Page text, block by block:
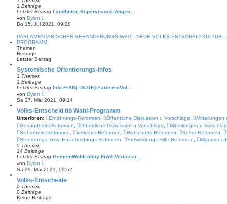
B
i
r
1 Beiträge
Letzter Beitrag Landhüter, Supervisions-Angeb…
von Dylan
e
u
s
t
B
i
a
Do 15. Jul 2021, 09:28
PARLAMENTARISCHER VERÄNDERUNGS-WEG - NEUE VOLKS-ENTSCHEID-KULTUR
PROGRAMM
Themen
Beiträge
Letzter Beitrag
Systemische Orientierungs-Infos
1 Themen
1 Beiträge
Letzter Beitrag Info FrAK(=GUTE)-Parteien-Vol…
von Dylan
e
u
e
s
e
r
e
r
g
Sa 27. Mär 2021, 09:14
Volks-Entscheid üb Wahl-Programm
Unterforen: Ernährungs-Reformen Öffentliche Diskussion u Vorschläge
Mitteilungen
Gesundheits-Reformen
Öffentliche Diskussion u Vorschläge
Mitteilungen u
Sicherheits-Reformen
Verkehrs-Reformen Wirtschafts-Reformen Kultur-Reformen
Steuerungs- bzw. Entscheidungs-Reformen
Entwicklungs-Hilfe-Reformen
Migrations-
5 Themen
14 Beiträge
Letzter Beitrag GemeinWohlLobby FrAK-Verfassu…
von Dylan
e
u
e
s
e
r
Sa 29. Mai 2021, 09:52
Volks-Entscheide
0 Themen
0 Beiträge
Keine Beiträge